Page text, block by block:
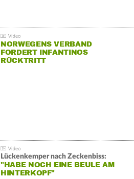
NORWEGENS VERBAND
FORDERT INFANTINOS
RÜCKTRITT
Lückenkemper nach Zeckenbiss:
"HABE NOCH EINE BEULE AM
HINTERKOPF"